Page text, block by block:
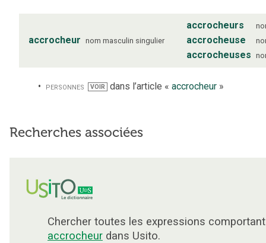
accrocheur nom masculin singulier
accrocheurs
accrocheuse
accrocheuses
personnes VOIR dans l’article « accrocheur»
Recherches associées
Chercher toutes les expressions
accrocheur dans Usito.